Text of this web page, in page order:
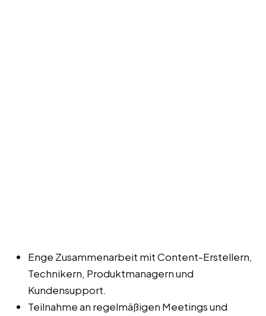
Enge Zusammenarbeit mit Content-Erstellern,
Technikern, Produktmanagern und
Kundensupport.
Teilnahme an regelmäßigen Meetings und